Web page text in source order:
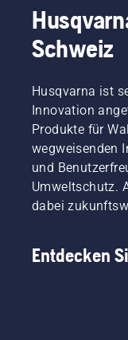
Schweiz
Husqvarna ist
Innovation
Produkte für
wegweisenden
und
Umweltschutz.
dabei
Entdecken